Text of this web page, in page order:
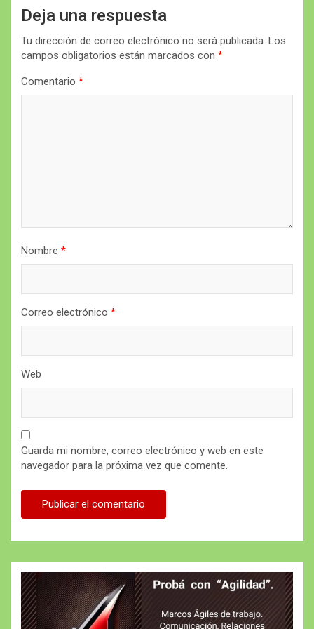
Deja una respuesta
Tu dirección de correo electrónico no será publicada. Los
campos obligatorios están marcados con *
Comentario *
Nombre *
Correo electrónico *
Web
Guarda mi nombre, correo electrónico y web en este
navegador para la próxima vez que comente.